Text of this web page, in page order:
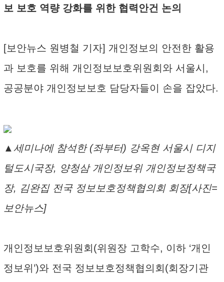
보 보호 역량 강화를 위한 협력안건 논의
[보안뉴스 원병철 기자] 개인정보의 안전한 활용
과 보호를 위해 개인정보보호위원회와 서울시,
공공분야 개인정보보호 담당자들이 손을 잡았다.
▲세미나에 참석한 (좌부터) 강옥현 서울시 디지
털도시국장, 양청삼 개인정보위 개인정보정책국
장, 김완집 전국 정보보호정책협의회 회장[사진=
보안뉴스]
개인정보보호위원회(위원장 고학수, 이하 ‘개인
정보위’)와 전국 정보보호정책협의회(회장기관